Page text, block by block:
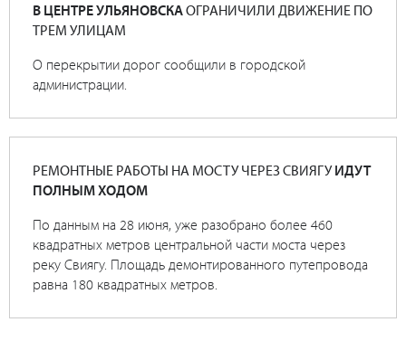
В ЦЕНТРЕ УЛЬЯНОВСКАОГРАНИЧИЛИ ДВИЖЕНИЕ ПО
ТРЕМ УЛИЦАМ
О перекрытии дорог сообщили в городской
администрации.
РЕМОНТНЫЕ РАБОТЫ НА МОСТУ ЧЕРЕЗ СВИЯГУИДУТ
ПОЛНЫМ ХОДОМ
По данным на 28 июня, уже разобрано более 460
квадратных метров центральной части моста через
реку Свиягу. Площадь демонтированного путепровода
равна 180 квадратных метров.